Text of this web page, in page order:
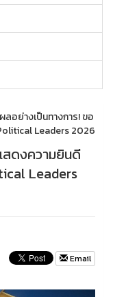
ลอย่างเป็นทางการ! ขอ
Leaders 2026
สดงความยินดี
Leaders
Email